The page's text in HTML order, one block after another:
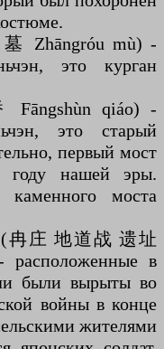
Zhāngróu mù) -
это курган
qiáo) -
это старый
первый мост
году нашей эры.
каменного моста
(冉庄 地道战 遗址
расположенные в
были вырыты во
войны в конце
жителями